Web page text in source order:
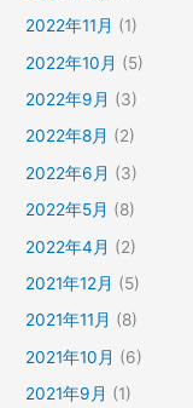
2022年11月 (1)
2022年10月 (5)
2022年9月 (3)
2022年8月 (2)
2022年6月 (3)
2022年5月 (8)
2022年4月 (2)
2021年12月 (5)
2021年11月 (8)
2021年10月 (6)
2021年9月 (1)